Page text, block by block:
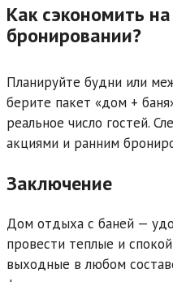
Как сэкономить на
бронировании?
Планируйте будни или
берите пакет «дом +
реальное число гостей.
акциями и ранним
Заключение
Дом отдыха с баней —
провести теплые и
выходные в любом